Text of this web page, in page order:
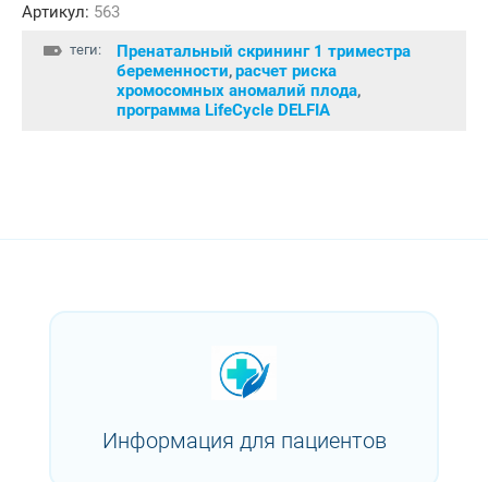
Артикул: 563
теги:
Пренатальный скрининг 1 триместра
беременности,расчет риска
хромосомных аномалий плода,
программа LifeCycle DELFIA
Информация для пациентов